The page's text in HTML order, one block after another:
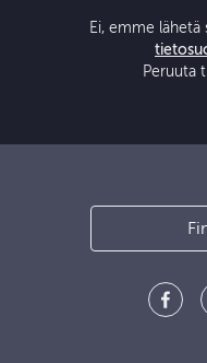
Ei, emme
Peruuta